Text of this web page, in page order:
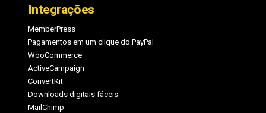
Integrações
MemberPress
Pagamentos em um clique do PayPal
WooCommerce
ActiveCampaign
ConvertKit
Downloads digitais fáceis
MailChimp